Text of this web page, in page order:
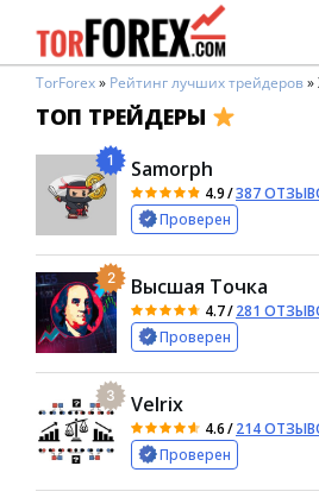
TorForex» Рейтинг лучших трейдеров»
ТОП ТРЕЙДЕРЫ
1 Samorph
4.9/387
Проверен
2 Высшая Точка
4.7/281
Проверен
3 Velrix
4.6/214
Проверен